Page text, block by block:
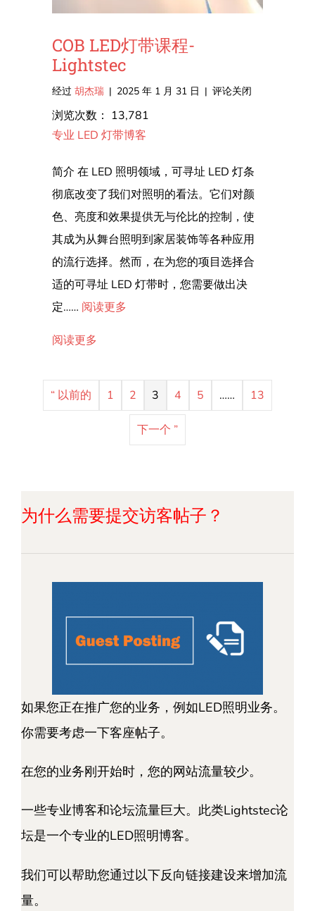
COB LED灯带课程-
Lightstec
经过 胡杰瑞 | 2025 年 1 月 31 日 | 评论关闭
带
课
浏览次数： 13,781
专业 LED 灯带博客
简介 在 LED 照明领域，可寻址 LED 灯条
彻底改变了我们对照明的看法。它们对颜
色、亮度和效果提供无与伦比的控制，使
其成为从舞台照明到家居装饰等各种应用
的流行选择。然而，在为您的项目选择合
适的可寻址 LED 灯带时，您需要做出决
定…… 阅读更多
阅读更多
“ 以前的 1 2 3 4 5 …… 13
下一个 ”
为什么需要提交访客帖子？
如果您正在推广您的业务，例如LED照明业务。
你需要考虑一下客座帖子。
在您的业务刚开始时，您的网站流量较少。
一些专业博客和论坛流量巨大。此类Lightstec论
坛是一个专业的LED照明博客。
我们可以帮助您通过以下反向链接建设来增加流
量。